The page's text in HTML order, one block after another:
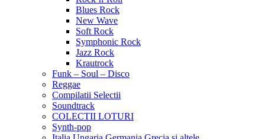
Blues Rock
New Wave
Soft Rock
Symphonic Rock
Jazz Rock
Krautrock
Funk – Soul – Disco
Reggae
Compilatii Selectii
Soundtrack
COLECTII LOTURI
Synth-pop